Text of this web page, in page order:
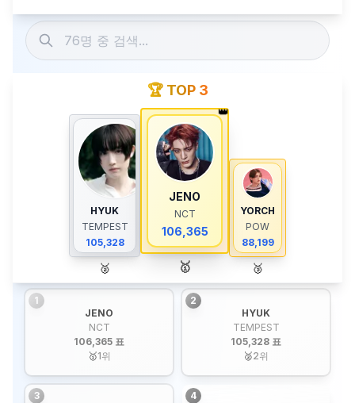
🏆 TOP 3
HYUK
TEMPEST
105,328
🥈
👑
JENO
NCT
106,365
🥇
YORCH
POW
88,199
🥉
1
JENO
NCT
106,365 표
🥇1위
2
HYUK
TEMPEST
105,328 표
🥈2위
3
4